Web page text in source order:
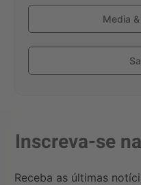
Media
Inscreva-se
Receba as últimas